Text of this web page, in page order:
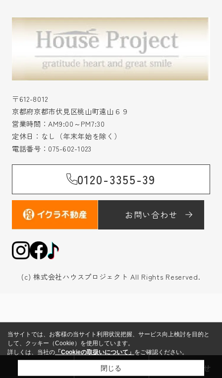
〒612-8012
京都府京都市伏見区桃山町遠山６９
営業時間：AM9:00～PM7:30
定休日：なし（年末年始を除く）
電話番号： 075-602-1023
0120-3355-39
お問い合わせ
(c) 株式会社ハウスプロジェクト All Rights Reserved.
売却査定 お問い合わせ
当サイトでは、お客様の当サイト利用状況把握、サービス向上検討を目的と
して、クッキー（Cookie）を使用しています。
詳しくは、当社の 「Cookieの取扱いについて」 をご確認ください。
閉じる